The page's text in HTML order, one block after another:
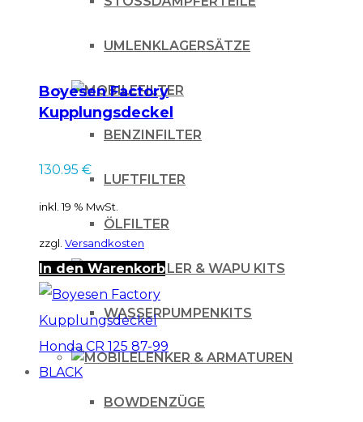
UMLENKLAGERSÄTZE
FILTER
BENZINFILTER
LUFTFILTER
ÖLFILTER
KÜHLER & WAPU KITS
WASSERPUMPENKITS
LENKER & ARMATUREN
BOWDENZÜGE
Boyesen Factory
Kupplungsdeckel
für KTM / HVA TC TE
SCHWARZ BLACK
130.95 €
inkl. 19 % MwSt.
zzgl. Versandkosten
In den Warenkorb